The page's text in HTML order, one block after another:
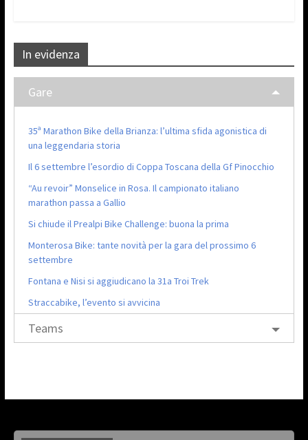
In evidenza
Gare
35ª Marathon Bike della Brianza: l’ultima sfida agonistica di
una leggendaria storia
Il 6 settembre l’esordio di Coppa Toscana della Gf Pinocchio
“Au revoir” Monselice in Rosa. Il campionato italiano
marathon passa a Gallio
Si chiude il Prealpi Bike Challenge: buona la prima
Monterosa Bike: tante novità per la gara del prossimo 6
settembre
Fontana e Nisi si aggiudicano la 31a Troi Trek
Straccabike, l’evento si avvicina
Teams